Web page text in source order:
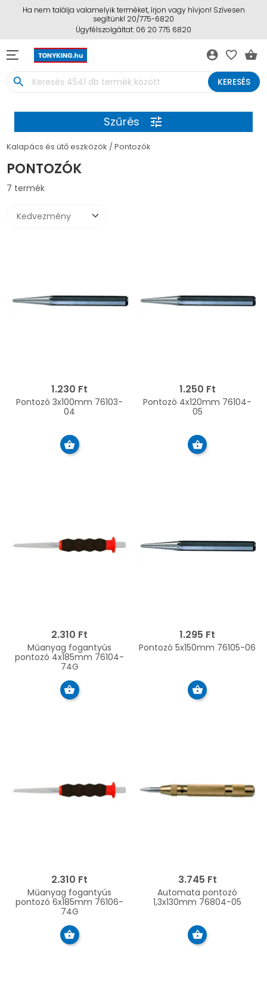
Ha nem találja valamelyik terméket, írjon vagy hívjon! Szívesen
segítünk! 20/775-6820
Ügyfélszolgáltat: 06 20 775 6820
account_circle favorite_border shopping_basket
search KERESÉS
Szűrés tune
Kalapács és ütő eszközök Pontozók
PONTOZÓK
7 termék
1.230 Ft
Pontozó 3x100mm 76103-
04
1.250 Ft
Pontozó 4x120mm 76104-
05
2.310 Ft
Műanyag fogantyús
pontozó 4x185mm 76104-
74G
1.295 Ft
Pontozó 5x150mm 76105-06
2.310 Ft
Műanyag fogantyús
pontozó 6x185mm 76106-
74G
3.745 Ft
Automata pontozó
1,3x130mm 76804-05